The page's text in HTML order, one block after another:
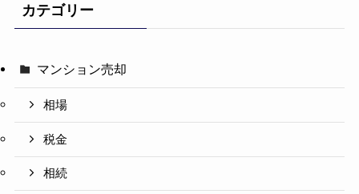
カテゴリー
マンション売却
相場
税金
相続